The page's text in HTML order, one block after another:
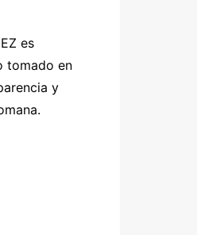
es
tomado en
y